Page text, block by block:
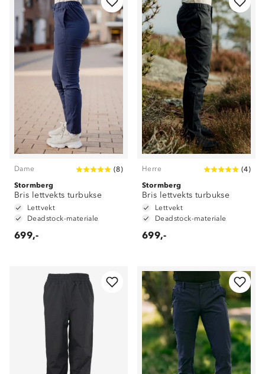
Dame (8)
Stormberg
Bris lettvekts turbukse
Lettvekt
Deadstock-materiale
699,-
Herre (4)
Stormberg
Bris lettvekts turbukse
Lettvekt
Deadstock-materiale
699,-